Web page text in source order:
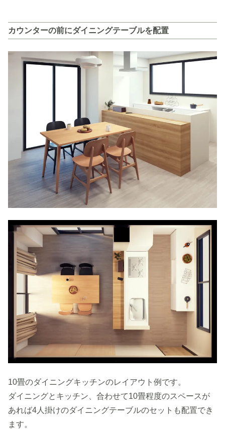
カウンターの前にダイニングテーブルを配置
10畳のダイニングキッチンのレイアウト例です。
ダイニングとキッチン、合わせて10畳程度のスペースが
あれば4人掛けのダイニングテーブルのセットも配置でき
ます。